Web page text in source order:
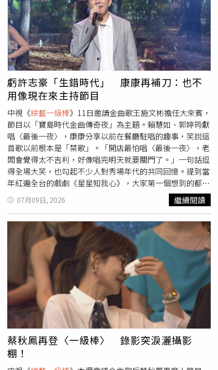
（左2）、林佳儀（右2）辣媽秀好身材。（圖／中視）再度
上《綜藝一級棒 》當大來賓的何妤玟，聽完歌手輪番演出後
忍不住大讚製作單位相當用心特別花錢請二胡老師，接著何
妤玟彷彿走進國樂世界，康康也順勢介紹樂隊團隊，從二
胡、中國笛到古箏，每一位老師都有深厚實力，沒想到介紹
到鼓手時，康康突然話鋒一轉，指著隔板後方一本正經地
說：「那邊是台南擔仔麵。」突如其來的無厘頭笑點，讓何
妤玟先是一愣，隨即反應過來，再度被康康點開笑穴。令何
妤玟難忘的還有李子森，錄影時她提到自己這次才發現李子
森不只歌唱實力出色，外型帥氣，竟然還會演奏多種樂器，
驚喜之餘更向製作單位敲碗，希望未來能安排李子森有更多
樂器演奏的表演。當何妤玟聽完許志豪、李子森合唱〈北
風〉後，被李子森高亢有力的高音圈粉，直呼歌聲宛如北風
般強烈，一旁同樣參與演唱的許志豪卻瞬間被「冷落」。眼
看許志豪表情越來越無奈，何妤玟才趕緊補上一句，讚美他
的歌聲頗有周華健、費玉清般的溫暖韻味，這一切看在康康
眼裡立刻做出註解：「李子森一開口，許志豪馬上就變陳為
民。」一句話瞬間笑翻全場，也讓許志豪哭笑不得。《綜藝
一級棒》每週六晚間8點於中視頻道、每週日晚間8點於中天
娛樂台播出。許志豪慘遭無視。（圖／中視）
虧許志豪「生錯時代」 康康再補刀：也不
用像現在來主持節目
中視《綜藝一級棒》11日邀請金曲歌王施文彬擔任大來賓，
節目以「寶島時代金曲傳奇夜」為主題。賴慧如、郭婷筠獻
唱〈最後一夜〉，康康分享以前在餐廳駐唱的趣事，笑說這
首歌以前根本是「禁歌」。「開店最怕唱〈最後一夜〉，老
闆會覺得太不吉利，好像唱完明天就要關門了。」一句話逗
得全場大笑，也勾起不少人對秀場年代的共同回憶。提到當
年紅遍全台的戲劇《星星知我心》，大家第一個想到的都是
劇中賺人熱淚的五個孩子，沒想到康康卻突然把話題扯到
《科學小飛俠》，還一本正經地唸出「鐵雄、大雄、珍珍、
阿丁」，超展開的聯想讓大家笑到不行。而許志豪、李子森
深情合唱〈深秋〉，獲得評審一致稱讚，康康更忍不住誇許
志豪：「你真的生錯時代了，如果生在謝雷、孫情、青山那
個年代，一定會更紅。」話才說完，又補上一句：「也不用
像現在還來主持節目。」讓許志豪哭笑不得。金曲歌王施文
彬再登節目。（圖／中視提供）來到「90年代金曲龍虎榜神
曲」單元，許志豪也分享小時候的回憶，因為家裡開唱片
行，每到排行榜票選時，當年都要號召大家，把報紙上的選
票一張張剪下來、寄回去投票，就希望支持喜歡的歌手。當
年的總票數動輒突破百萬票，也讓大家驚呼，那個年代的歌
迷真的很瘋狂。製作單位更發揮「考古精神」，翻出當年的
《金曲龍虎榜》歷史資料，意外發現大來賓施文彬曾在民國
84年度拿下全年總排行台語歌曲第一名，昔日輝煌紀錄重見
07月09日, 2026 繼續閱讀
蔡秋鳳再登〈一級棒〉 錄影突淚灑攝影
棚！